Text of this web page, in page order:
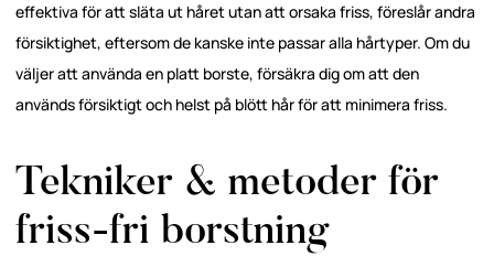
effektiva för att släta ut håret utan att orsaka friss, föreslår andra
försiktighet, eftersom de kanske inte passar alla hårtyper. Om du
väljer att använda en platt borste, försäkra dig om att den
används försiktigt och helst på blött hår för att minimera friss.
Tekniker & metoder för
friss-fri borstning